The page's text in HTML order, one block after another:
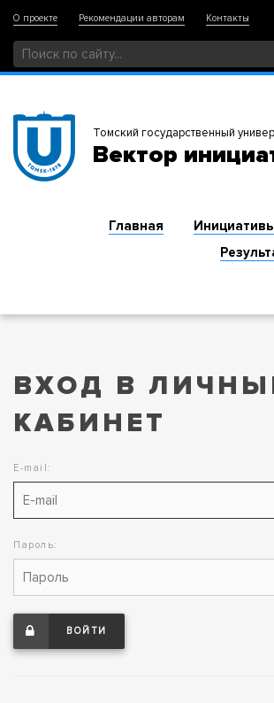
О проекте Рекомендации авторам Контакты
Томский государственный
Вектор
Главная
ВХОД В
КАБИНЕТ
E-mail:
Пароль:
ВОЙТИ